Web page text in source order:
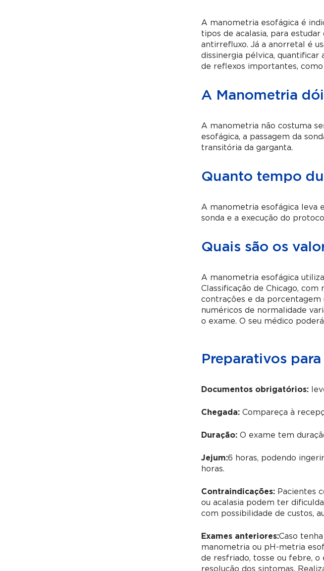
A manometria esofágica é
tipos de acalasia, para
antirrefluxo. Já a anorretal é
dissinergia pélvica,
de reflexos importantes,
A Manometria
A manometria não costuma
esofágica, a passagem da
transitória da garganta.
Quanto tempo
A manometria esofágica leva
sonda e a execução do
Quais são os
A manometria esofágica
Classificação de Chicago,
contrações e da porcentagem
numéricos de normalidade
o exame. O seu médico
Preparativos
Documentos obrigatórios:
Chegada:Compareça à
Duração: O exame tem
Jejum:6 horas, podendo
horas.
Contraindicações: Pacientes
ou acalasia podem ter
com possibilidade de custos,
Exames anteriores:Caso
manometria ou pH-metria
de resfriado, tosse ou febre, o
resolução dos sintomas.